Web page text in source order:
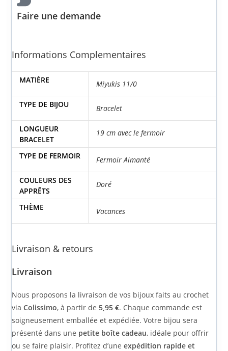
Faire une demande
Informations Complementaires
MATIÈRE Miyukis 11/0
TYPE DE BIJOU Bracelet
LONGUEUR
BRACELET
19 cm avec le fermoir
TYPE DE FERMOIR Fermoir Aimanté
COULEURS DES
APPRÊTS
Doré
THÈME Vacances
Livraison & retours
Livraison
Nous proposons la livraison de vos bijoux faits au crochet
viaColissimo, à partir de5,95 €. Chaque commande est
soigneusement emballée et expédiée. Votre bijou sera
présenté dans une petite boîte cadeau, idéale pour offrir
ou se faire plaisir. Profitez d’uneexpédition rapide et